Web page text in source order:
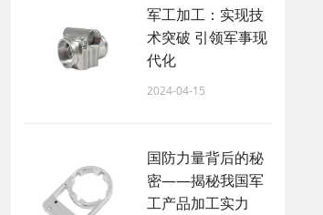
军工加工：实现技
术突破 引领军事现
代化
2024-04-15
国防力量背后的秘
密——揭秘我国军
工产品加工实力